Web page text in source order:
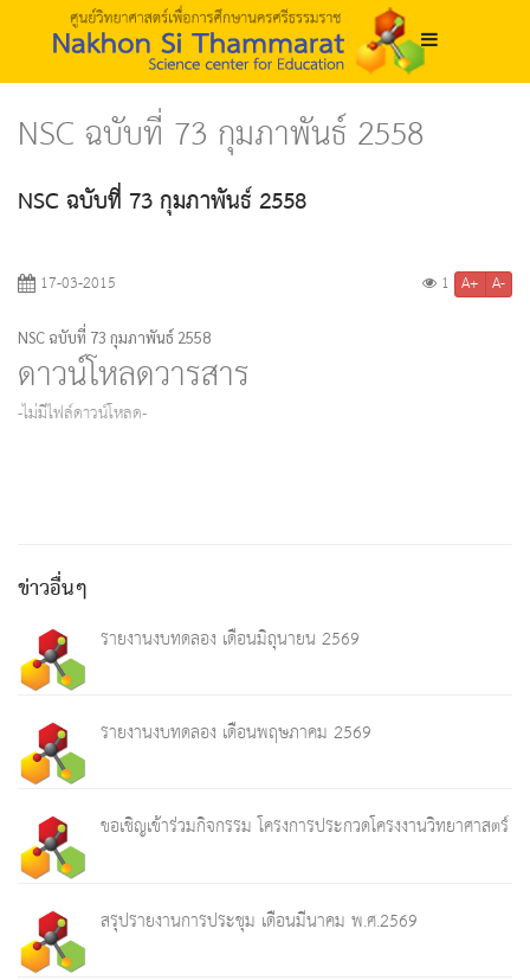
NSC ฉบับที่ 73 กุมภาพันธ์ 2558
NSC ฉบับที่ 73 กุมภาพันธ์ 2558
17-03-2015 1 A+ A-
NSC ฉบับที่ 73 กุมภาพันธ์ 2558
ดาวน์โหลดวารสาร
-ไม่มีไฟล์ดาวน์โหลด-
ข่าวอื่นๆ
รายงานงบทดลอง เดือนมิถุนายน 2569
รายงานงบทดลอง เดือนพฤษภาคม 2569
ขอเชิญเข้าร่วมกิจกรรม โครงการประกวดโครงงานวิทยาศาสตร์
สรุปรายงานการประชุม เดือนมีนาคม พ.ศ.2569